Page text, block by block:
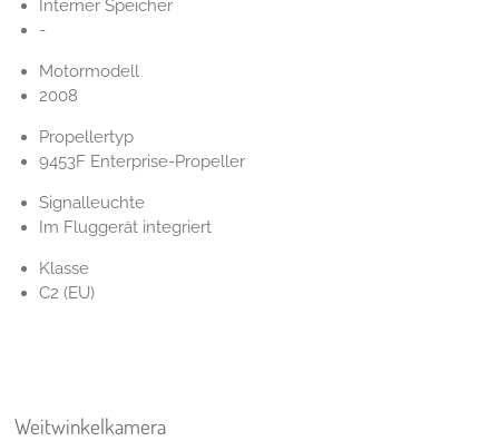
Interner Speicher
-
Motormodell
2008
Propellertyp
9453F Enterprise-Propeller
Signalleuchte
Im Fluggerät integriert
Klasse
C2 (EU)
Weitwinkelkamera